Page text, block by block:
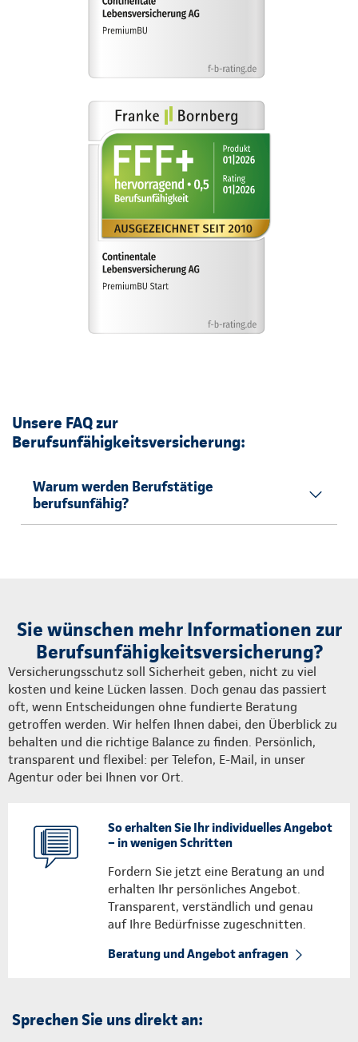
Unsere FAQ zur
Berufsunfähigkeitsversicherung:
Warum werden Berufstätige
berufsunfähig?
Sie wünschen mehr Informationen zur
Berufsunfähigkeitsversicherung?
Versicherungsschutz soll Sicherheit geben, nicht zu viel
kosten und keine Lücken lassen. Doch genau das passiert
oft, wenn Entscheidungen ohne fundierte Beratung
getroffen werden. Wir helfen Ihnen dabei, den Überblick zu
behalten und die richtige Balance zu finden. Persönlich,
transparent und flexibel: per Telefon, E-Mail, in unser
Agentur oder bei Ihnen vor Ort.
So erhalten Sie Ihr individuelles Angebot
– in wenigen Schritten
Fordern Sie jetzt eine Beratung an und
erhalten Ihr persönliches Angebot.
Transparent, verständlich und genau
auf Ihre Bedürfnisse zugeschnitten.
Beratung und Angebot anfragen
Sprechen Sie uns direkt an: